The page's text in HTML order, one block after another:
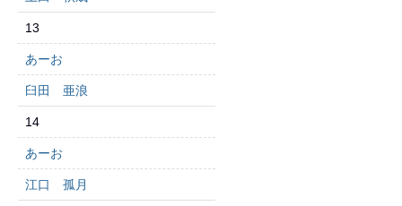
13
あーお
臼田 亜浪
14
あーお
江口 孤月